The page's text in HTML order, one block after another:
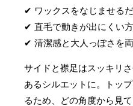
✔ ワックスをなじませる
✔ 直毛で動きが出にくい
✔ 清潔感と大人っぽさを
サイドと襟足はスッキリ
あるシルエットに。トッ
るため、どの角度から見